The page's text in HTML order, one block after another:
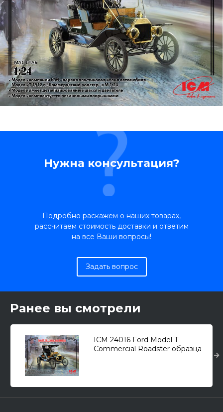
Нужна консультация?
Подробно раскажем о наших товарах,
рассчитаем стоимость доставки и ответим
на все Ваши вопросы!
Задать вопрос
Ранее вы смотрели
ICM 24016 Ford Model T
Commercial Roadster образца